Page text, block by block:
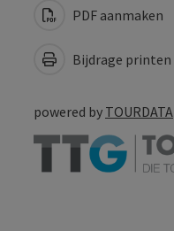
PDF aanmaken
Bijdrage printen
powered by TOURDATA